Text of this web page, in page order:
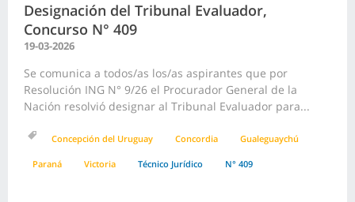
Designación del Tribunal Evaluador,
Concurso N° 409
19-03-2026
Se comunica a todos/as los/as aspirantes que por
Resolución ING N° 9/26 el Procurador General de la
Nación resolvió designar al Tribunal Evaluador para...
Concepción del Uruguay Concordia Gualeguaychú
Paraná Victoria Técnico Jurídico N° 409